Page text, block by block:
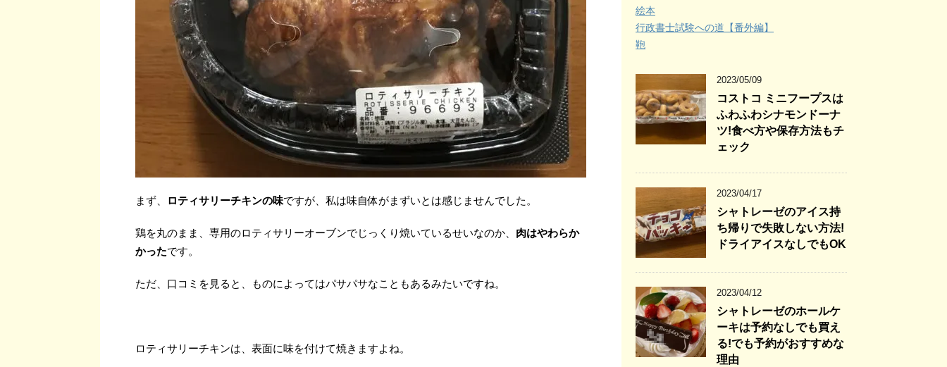
まず、 ロティサリーチキンの味ですが、私は味自体がまずいとは感じませんでした。
鶏を丸のまま、専用のロティサリーオーブンでじっくり焼いているせいなのか、 肉はやわらか
かったです。
ただ、口コミを見ると、ものによってはパサパサなこともあるみたいですね。
ロティサリーチキンは、表面に味を付けて焼きますよね。
絵本
行政書士試験への道【番外編】
鞄
2023/05/09
コストコ ミニフープスは
ふわふわシナモンドーナ
ツ!食べ方や保存方法もチ
ェック
2023/04/17
シャトレーゼのアイス持
ち帰りで失敗しない方法!
ドライアイスなしでもOK
2023/04/12
シャトレーゼのホールケ
ーキは予約なしでも買え
る!でも予約がおすすめな
理由